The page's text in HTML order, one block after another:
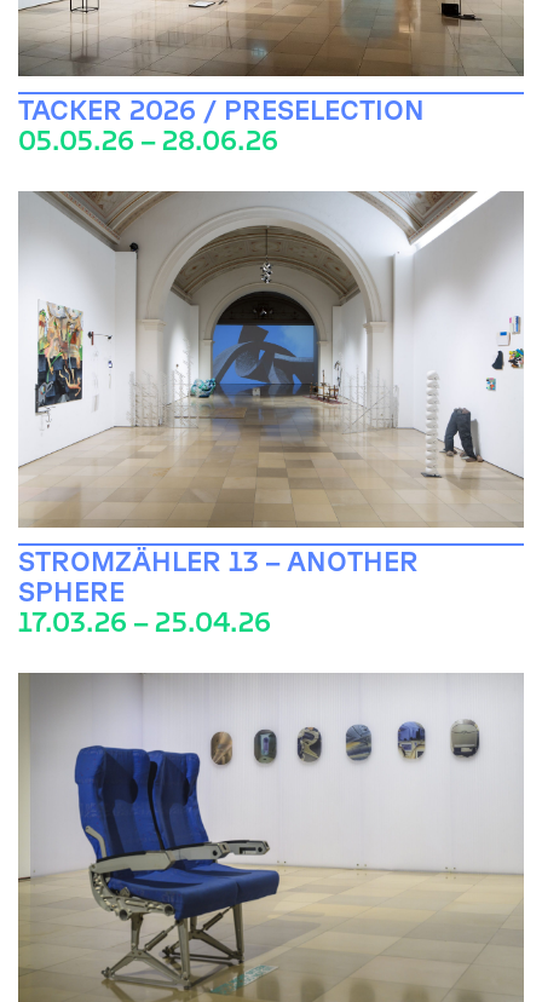
TACKER 2026 / PRESELECTION
05.05.26 – 28.06.26
STROMZÄHLER 13 – ANOTHER
SPHERE
17.03.26 – 25.04.26